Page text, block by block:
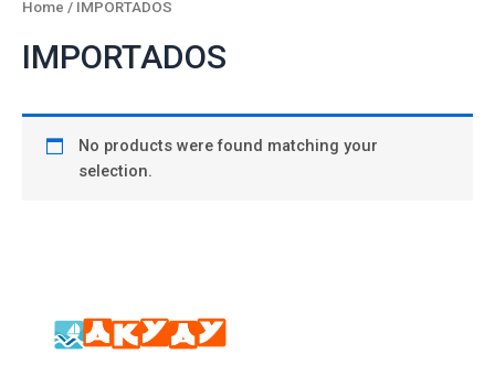
Home / IMPORTADOS
IMPORTADOS
No products were found matching your
selection.